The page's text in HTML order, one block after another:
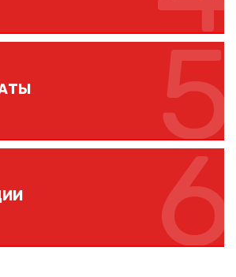
40 метров за один рабочий день.5
банковской карточкой,
6